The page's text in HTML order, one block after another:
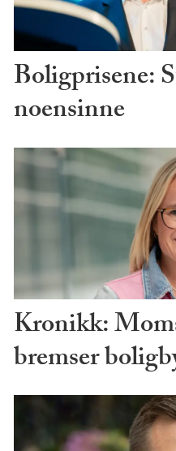
Boligprisene:
noensinne
Kronikk:
bremser